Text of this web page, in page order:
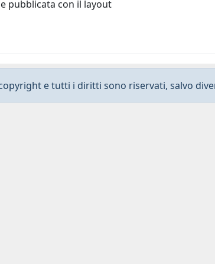
pubblicata con il layout
e tutti i diritti sono riservati, salvo